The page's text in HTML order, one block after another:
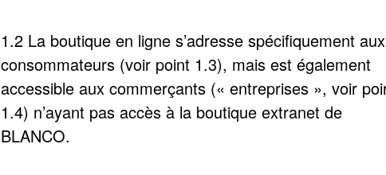
1.2 La boutique en ligne s’adresse spécifiquement aux
consommateurs (voir point 1.3), mais est également
accessible aux commerçants (« entreprises », voir
1.4) n’ayant pas accès à la boutique extranet de
BLANCO.